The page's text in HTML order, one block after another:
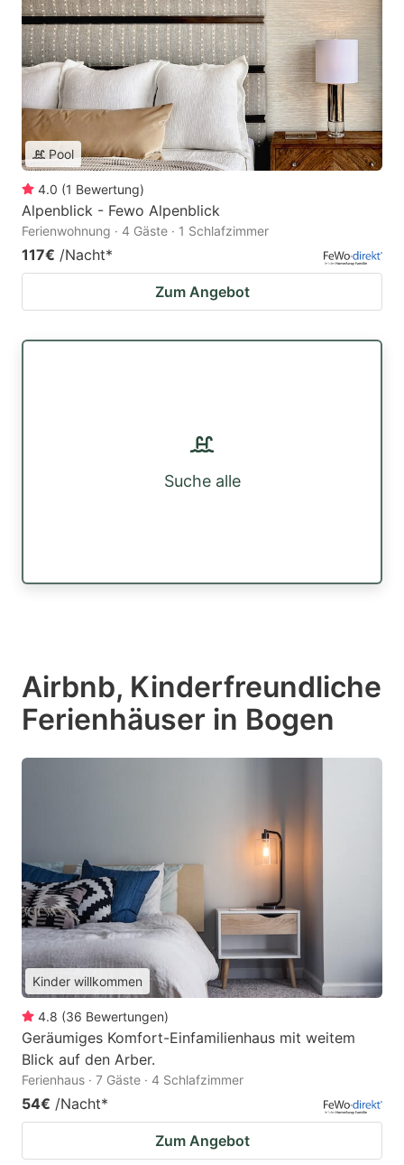
Pool
4.0 (1 Bewertung)
Alpenblick - Fewo Alpenblick
Ferienwohnung · 4 Gäste · 1 Schlafzimmer
117€ /Nacht*
Zum Angebot
Suche alle
Airbnb, Kinderfreundliche
Ferienhäuser in Bogen
Kinder willkommen
4.8 (36 Bewertungen)
Geräumiges Komfort-Einfamilienhaus mit weitem
Blick auf den Arber.
Ferienhaus · 7 Gäste · 4 Schlafzimmer
54€ /Nacht*
Zum Angebot